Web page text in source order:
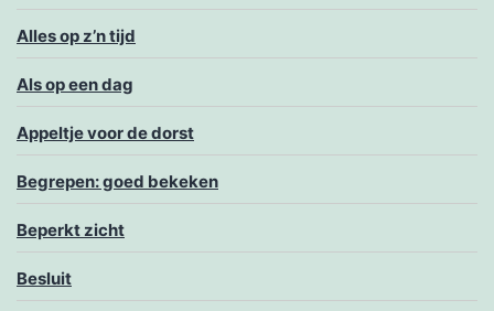
Alles op z’n tijd
Als op een dag
Appeltje voor de dorst
Begrepen: goed bekeken
Beperkt zicht
Besluit